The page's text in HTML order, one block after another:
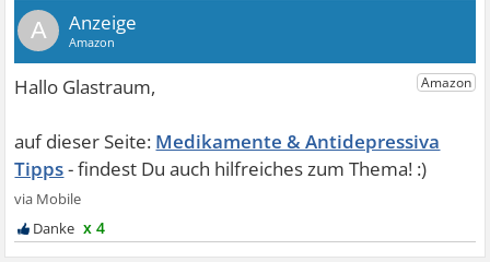
A
Medikamente & Antidepressiva
Tipps
x 4